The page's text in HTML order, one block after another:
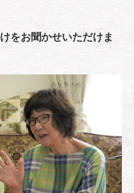
をお聞かせいただけま